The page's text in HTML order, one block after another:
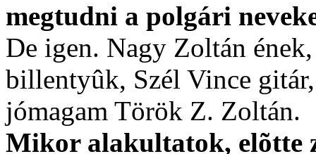
megtudni a polgári
De igen. Nagy Zoltán
billentyûk, Szél Vince
jómagam Török Z. Zoltán.
Mikor alakultatok, elõtte